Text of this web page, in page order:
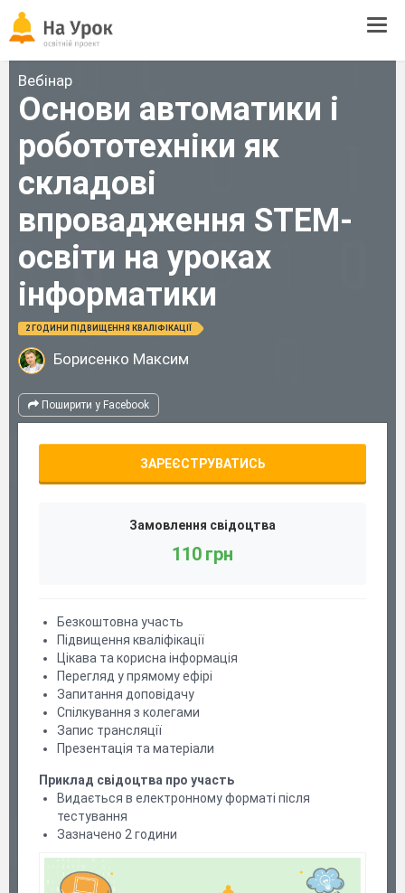
Вебінар
Основи автоматики і
робототехніки як
складові
впровадження STEM-
освіти на уроках
інформатики
2 ГОДИНИ ПІДВИЩЕННЯ КВАЛІФІКАЦІЇ
Борисенко Максим
Поширити у Facebook
ЗАРЕЄСТРУВАТИСЬ
Замовлення свідоцтва
110 грн
Безкоштовна участь
Підвищення кваліфікації
Цікава та корисна інформація
Перегляд у прямому ефірі
Запитання доповідачу
Спілкування з колегами
Запис трансляції
Презентація та матеріали
Приклад свідоцтва про участь
Видається в електронному форматі після
тестування
Зазначено 2 години